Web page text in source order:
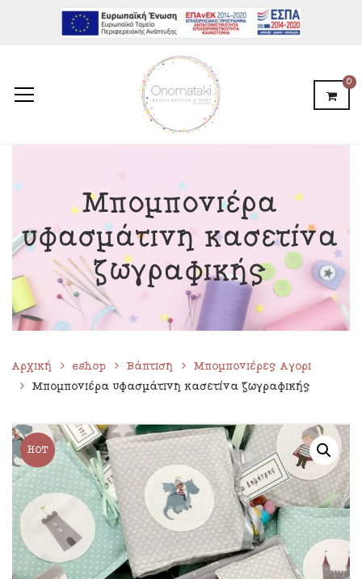
0
Μπομπονιέρα
υφασμάτινη κασετίνα
ζωγραφικής
Αρχική eshop Βάπτιση
Μπομπονιέρες Αγόρι
Μπομπονιέρα υφασμάτινη κασετίνα ζωγραφικής
HOT